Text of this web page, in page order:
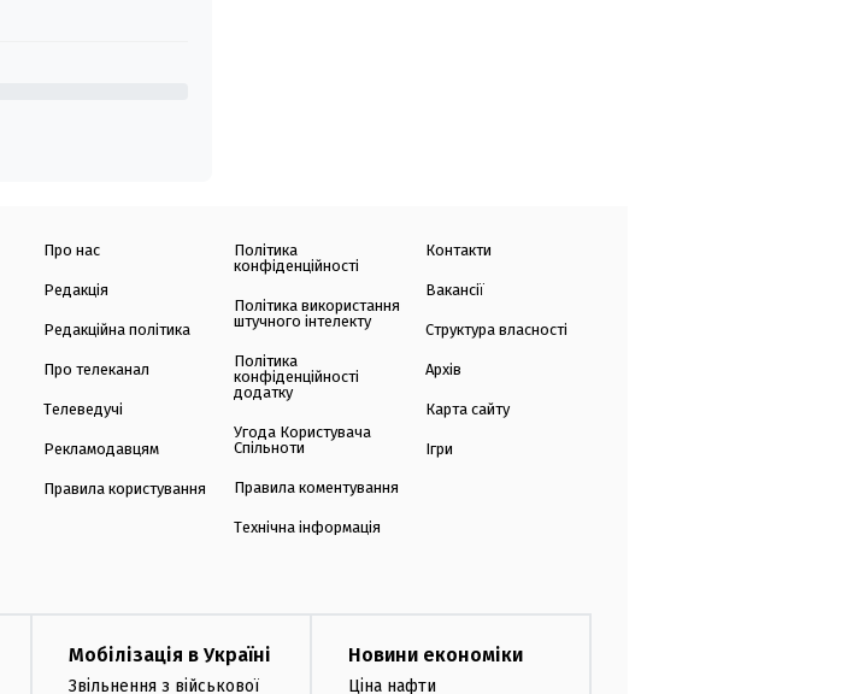
Про нас
Редакція
Редакційна політика
Про телеканал
Телеведучі
Рекламодавцям
Правила користування
Політика
конфіденційності
Політика використання
штучного інтелекту
Політика
конфіденційності
додатку
Угода Користувача
Спільноти
Правила коментування
Технічна інформація
Контакти
Вакансії
Структура власності
Архів
Карта сайту
Ігри
Мобілізація в Україні
Звільнення з військової
Новини економіки
Ціна нафти